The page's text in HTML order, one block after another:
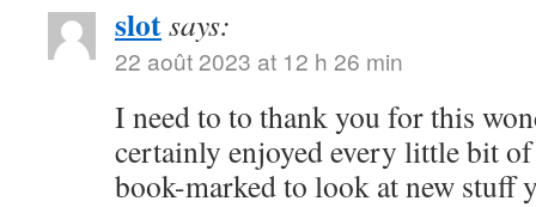
slotsays:
22 août 2023 at 12 h 26 min
I need to to thank you for this
certainly enjoyed every little bit
book-marked to look at new stuff